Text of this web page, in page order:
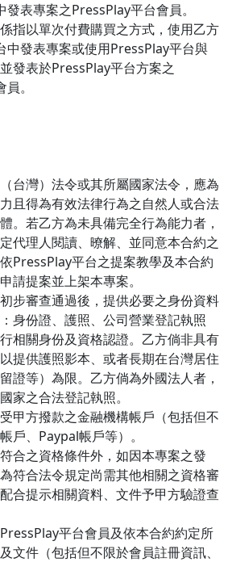
表專案之PressPlay平台會員。
指以單次付費購買之方式，使用乙方
中發表專案或使用PressPlay平台與
發表於PressPlay平台方案之
。
台灣）法令或其所屬國家法令，應為
且得為有效法律行為之自然人或合法
。若乙方為未具備完全行為能力者，
代理人閱讀、暸解、並同意本合約之
PressPlay平台之提案教學及本合約
請提案並上架本專案。
步審查通過後，提供必要之身份資料
：身份證、護照、公司營業登記執照
相關身份及資格認證。乙方倘非具有
提供護照影本、或者長期在台灣居住
證等）為限。乙方倘為外國法人者，
家之合法登記執照。
甲方撥款之金融機構帳戶（包括但不
戶、Paypal帳戶等）。
合之資格條件外，如因本專案之發
符合法令規定尚需其他相關之資格審
合提示相關資料、文件予甲方驗證查
平台會員及依本合約約定所
文件（包括但不限於會員註冊資訊、